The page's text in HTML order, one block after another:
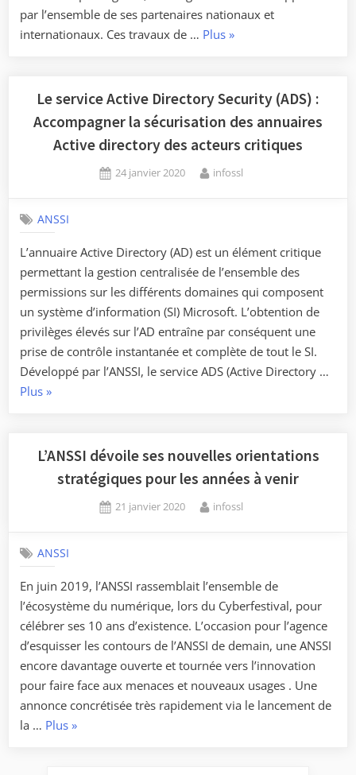
par l’ensemble de ses partenaires nationaux et
internationaux. Ces travaux de … Plus« Rançongiciels
livre
son
de
la
entreprises
et
les
institutions »
»
Le service Active Directory Security (ADS) :
Accompagner la sécurisation des annuaires
Active directory des acteurs critiques
Posted
24 janvier 2020 By
infossl
ANSSI
L’annuaire Active Directory (AD) est un élément critique
permettant la gestion centralisée de l’ensemble des
permissions sur les différents domaines qui composent
un système d’information (SI) Microsoft. L’obtention de
privilèges élevés sur l’AD entraîne par conséquent une
prise de contrôle instantanée et complète de tout le SI.
Développé par l’ANSSI, le service ADS (Active Directory …
Plus« Le
Directory
Security
la
sécurisation
des
annuaires
Active
directory
des
acteurs
critiques »
»
L’ANSSI dévoile ses nouvelles orientations
stratégiques pour les années à venir
Posted
21 janvier 2020 By
infossl
ANSSI
En juin 2019, l’ANSSI rassemblait l’ensemble de
l’écosystème du numérique, lors du Cyberfestival, pour
célébrer ses 10 ans d’existence. L’occasion pour l’agence
d’esquisser les contours de l’ANSSI de demain, une ANSSI
encore davantage ouverte et tournée vers l’innovation
pour faire face aux menaces et nouveaux usages . Une
annonce concrétisée très rapidement via le lancement de
la … Plus« L’ANSSI
»